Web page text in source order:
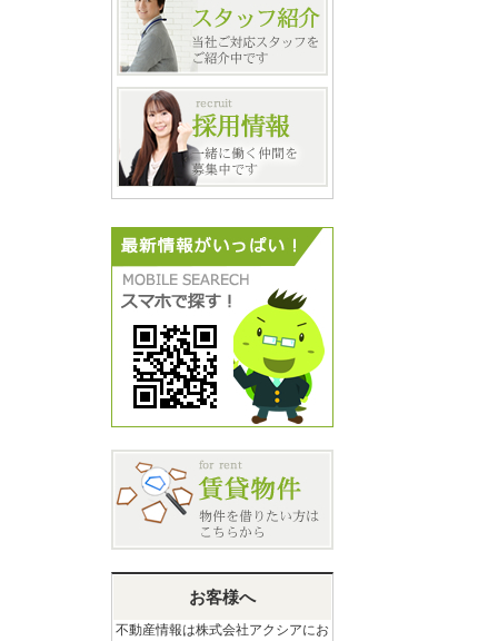
お客様へ
不動産情報は株式会社アクシアにお